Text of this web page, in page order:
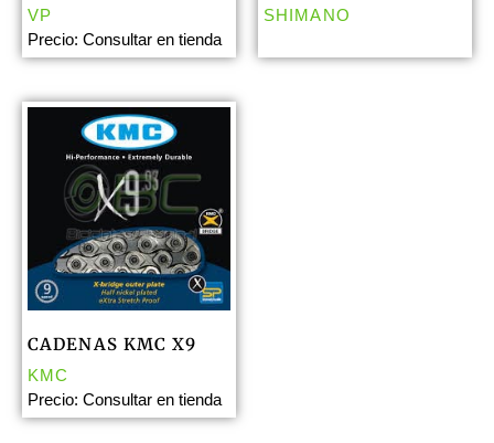
VP
Precio: Consultar en tienda
SHIMANO
CADENAS KMC X9
KMC
Precio: Consultar en tienda